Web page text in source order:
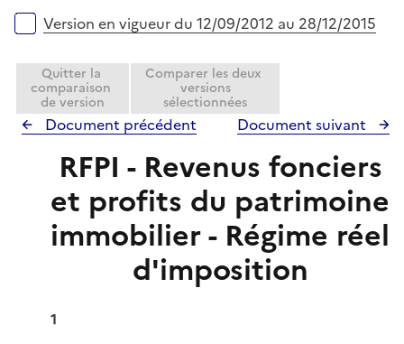
eVersion en vigueur du 12/09/2012 au 28/12/2015
Quitter la
comparaison
de version
Comparer les deux
versions
sélectionnées
Document précédent Document suivant
RFPI - Revenus fonciers
et profits du patrimoine
immobilier - Régime réel
d'imposition
1